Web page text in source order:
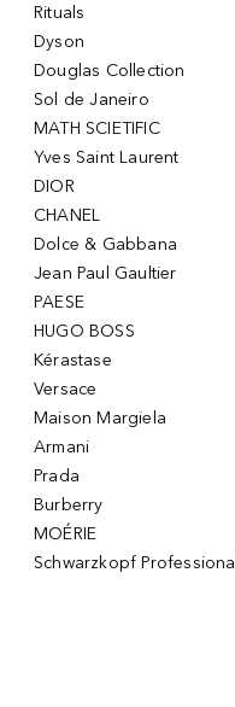
Rituals
Dyson
Douglas Collection
Sol de Janeiro
MATH SCIETIFIC
Yves Saint Laurent
DIOR
CHANEL
Dolce & Gabbana
Jean Paul Gaultier
PAESE
HUGO BOSS
Kérastase
Versace
Maison Margiela
Armani
Prada
Burberry
MOÉRIE
Schwarzkopf Professional